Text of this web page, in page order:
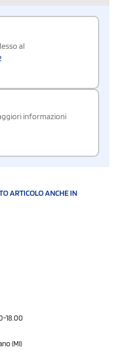
al
informazioni
ARTICOLO ANCHE IN
18.00
(MI)